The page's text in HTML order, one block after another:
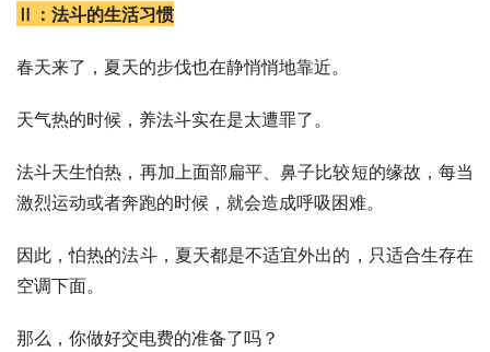
Ⅱ：法斗的生活习惯
春天来了，夏天的步伐也在静悄悄地靠近。
天气热的时候，养法斗实在是太遭罪了。
法斗天生怕热，再加上面部扁平、鼻子比较短的缘故，每当
激烈运动或者奔跑的时候，就会造成呼吸困难。
因此，怕热的法斗，夏天都是不适宜外出的，只适合生存在
空调下面。
那么，你做好交电费的准备了吗？